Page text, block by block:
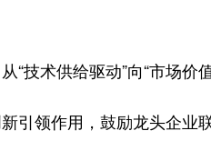
术供给驱动”向“市场价值
领作用，鼓励龙头企业